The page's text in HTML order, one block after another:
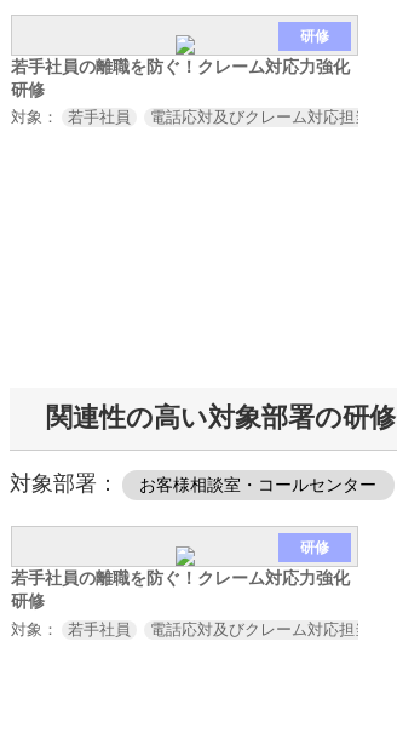
研修
若手社員の離職を防ぐ！クレーム対応力強化
研修
対象： 若手社員 電話応対及びクレーム対応担当者
関連性の高い対象部署の研修
対象部署： お客様相談室・コールセンター
研修
若手社員の離職を防ぐ！クレーム対応力強化
研修
対象： 若手社員 電話応対及びクレーム対応担当者